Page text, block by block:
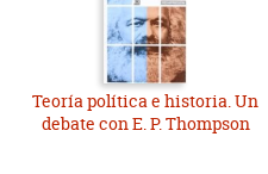
Teoría política e historia. Un
debate con E. P. Thompson